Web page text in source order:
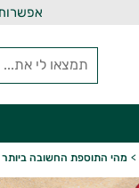
> מהי התוספת החשובה